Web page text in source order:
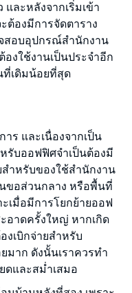
ละหลังจากเริ่มเข้า
ต้องมีการจัดตาราง
สอบอุปกรณ์สำนักงาน
งใช้งานเป็นประจำอีก
ที่เดิมน้อยที่สุด
ร และเนื่องจากเป็น
รับออฟฟิศจำเป็นต้องมี
สำหรับของใช้สำนักงาน
ขอส่วนกลาง หรือพื้นที่
เมื่อมีการโยกย้ายออฟ
อาดครั้งใหญ่ หากเกิด
งเบิกจ่ายสำหรับ
มาก ดังนั้นเราควรทำ
ดและสม่ำเสมอ